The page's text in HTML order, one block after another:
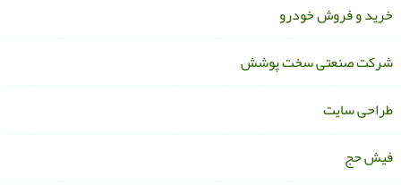
و فروش خودرو
صنعتی سخت پوشش
سایت
حج